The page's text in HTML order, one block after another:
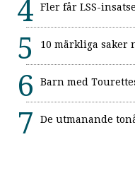
Fler får LSS-
10 märkliga saker
Barn med
De utmanande